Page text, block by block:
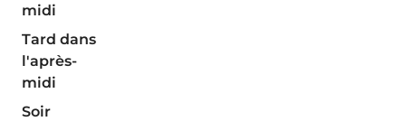
midi
Tard dans
l'après-
midi
Soir